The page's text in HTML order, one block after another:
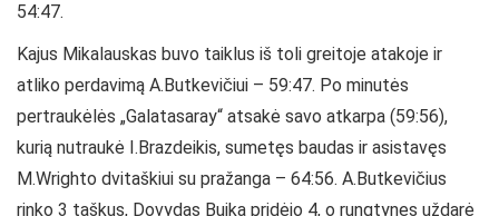
54:47.
Kajus Mikalauskas buvo taiklus iš toli greitoje atakoje ir
atliko perdavimą A.Butkevičiui – 59:47. Po minutės
pertraukėlės „Galatasaray“ atsakė savo atkarpa (59:56),
kurią nutraukė I.Brazdeikis, sumetęs baudas ir asistavęs
M.Wrighto dvitaškiui su pražanga – 64:56. A.Butkevičius
rinko 3 taškus, Dovydas Buika pridėjo 4, o rungtynes uždarė